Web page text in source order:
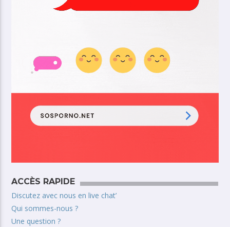
ACCÈS RAPIDE
Discutez avec nous en live chat’
Qui sommes-nous ?
Une question ?